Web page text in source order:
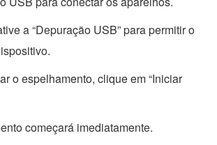
a “Depuração USB” para permitir o
o espelhamento, clique em “Iniciar
começará imediatamente.